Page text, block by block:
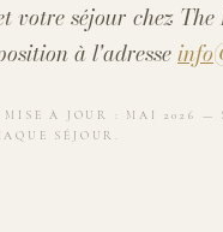
votre séjour chez
à l'adresse
MISE À JOUR : MAI 2026 —
SÉJOUR.